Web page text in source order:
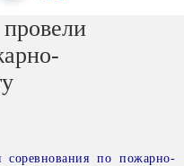
по пожарно-